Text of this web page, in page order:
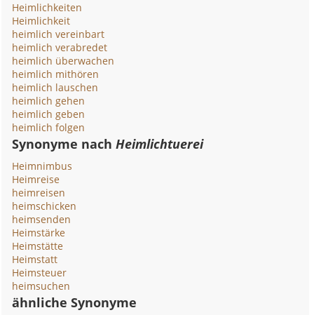
Heimlichkeiten
Heimlichkeit
heimlich vereinbart
heimlich verabredet
heimlich überwachen
heimlich mithören
heimlich lauschen
heimlich gehen
heimlich geben
heimlich folgen
Synonyme nachHeimlichtuerei
Heimnimbus
Heimreise
heimreisen
heimschicken
heimsenden
Heimstärke
Heimstätte
Heimstatt
Heimsteuer
heimsuchen
ähnliche Synonyme